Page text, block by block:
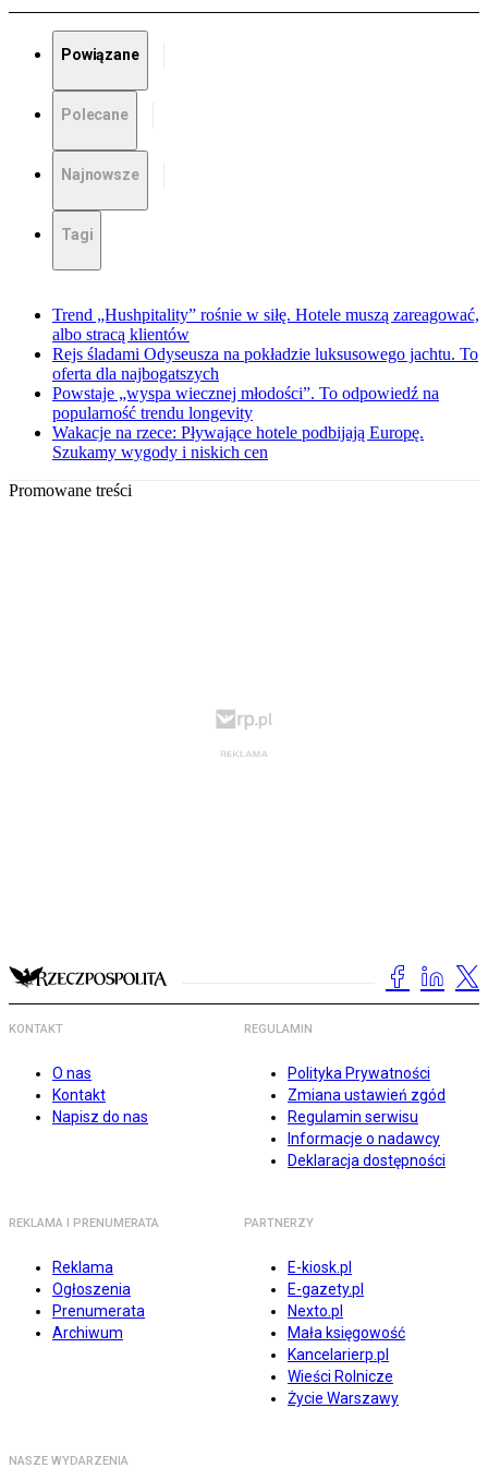
Powiązane
Polecane
Najnowsze
Tagi
Trend „Hushpitality” rośnie w siłę. Hotele muszą zareagować,
albo stracą klientów
Rejs śladami Odyseusza na pokładzie luksusowego jachtu. To
oferta dla najbogatszych
Powstaje „wyspa wiecznej młodości”. To odpowiedź na
popularność trendu longevity
Wakacje na rzece: Pływające hotele podbijają Europę.
Szukamy wygody i niskich cen
Promowane treści
KONTAKT
O nas
Kontakt
Napisz do nas
REGULAMIN
Polityka Prywatności
Zmiana ustawień zgód
Regulamin serwisu
Informacje o nadawcy
Deklaracja dostępności
REKLAMA I PRENUMERATA
Reklama
Ogłoszenia
Prenumerata
Archiwum
PARTNERZY
E-kiosk.pl
E-gazety.pl
Nexto.pl
Mała księgowość
Kancelarierp.pl
Wieści Rolnicze
Życie Warszawy
NASZE WYDARZENIA